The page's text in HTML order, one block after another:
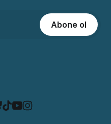
Abone ol